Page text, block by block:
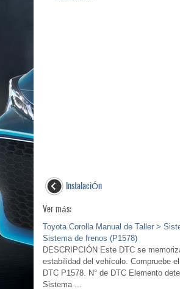
InstalaciÓn
Ver más:
Toyota Corolla Manual de Taller >
Sistema de frenos (P1578)
DESCRIPCIÓN Este DTC se
estabilidad del vehículo. Compruebe
DTC P1578. N° de DTC Elemento
Sistema ...